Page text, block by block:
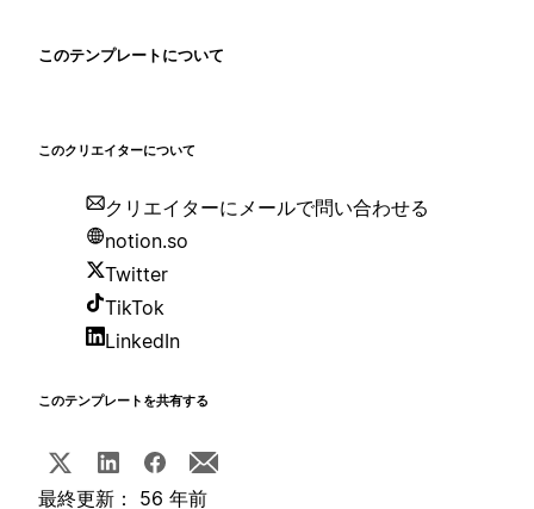
このテンプレートについて
このクリエイターについて
クリエイターにメールで問い合わせる
notion.so
Twitter
TikTok
LinkedIn
このテンプレートを共有する
最終更新： 56 年前